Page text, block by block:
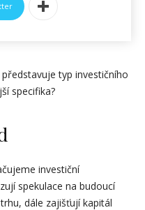
typ investičního
specifika?
investiční
spekulace na budoucí
dále zajišťují kapitál